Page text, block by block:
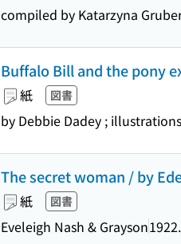
compiled by Katarzyna
Buffalo Bill and the pony
紙 図書
by Debbie Dadey ;
The secret woman / by
紙 図書
Eveleigh Nash & Grayson1922.